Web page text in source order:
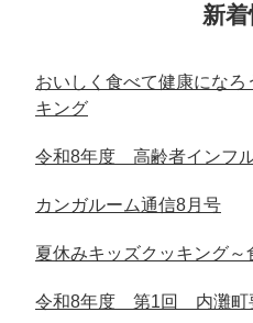
新
おいしく食べて健康にな
キング
令和8年度 高齢者インフ
カンガルーム通信8月号
夏休みキッズクッキング
令和8年度 第1回 内灘町